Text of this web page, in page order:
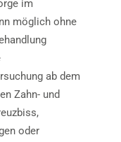
im
möglich ohne
ab dem
Zahn- und
oder